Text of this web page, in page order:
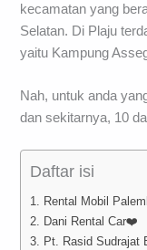
kecamatan yang
Selatan. Di Plaju
yaitu Kampung
Nah, untuk anda
dan sekitarnya, 10
Daftar isi
1. Rental Mobil
2. Dani Rental Car❤️
3. Pt. Rasid Sudrajat